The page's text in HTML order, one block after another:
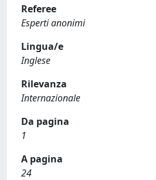
Referee
Esperti anonimi
Lingua/e
Inglese
Rilevanza
Internazionale
Da pagina
1
A pagina
24